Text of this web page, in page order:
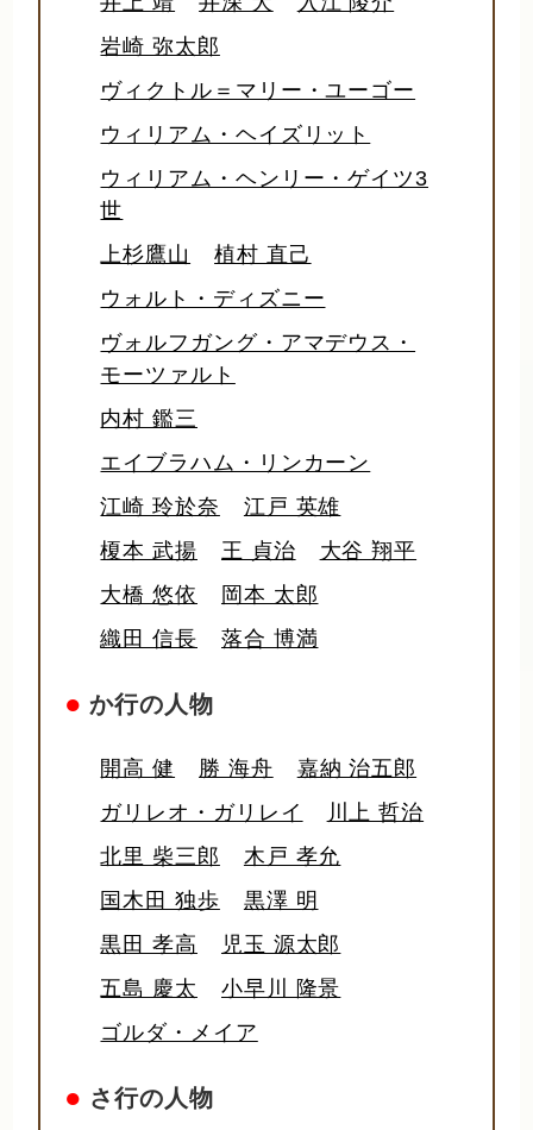
岩崎 弥太郎
ヴィクトル＝マリー・ユーゴー
ウィリアム・ヘイズリット
ウィリアム・ヘンリー・ゲイツ3
世
上杉鷹山
植村 直己
ウォルト・ディズニー
ヴォルフガング・アマデウス・
モーツァルト
内村 鑑三
エイブラハム・リンカーン
江崎 玲於奈
江戸 英雄
榎本 武揚
王 貞治
大谷 翔平
大橋 悠依
岡本 太郎
織田 信長
落合 博満
● か行の人物
開高 健 勝 海舟
嘉納 治五郎
ガリレオ・ガリレイ
川上 哲治
北里 柴三郎
木戸 孝允
国木田 独歩
黒澤 明
黒田 孝高
児玉 源太郎
五島 慶太
小早川 隆景
ゴルダ・メイア
● さ行の人物